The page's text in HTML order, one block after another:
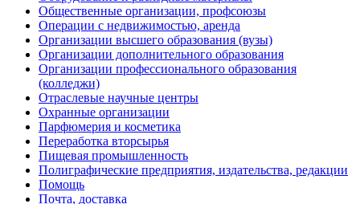
Общественные организации, профсоюзы
Операции с недвижимостью, аренда
Организации высшего образования (вузы)
Организации дополнительного образования
Организации профессионального образования
(колледжи)
Отраслевые научные центры
Охранные организации
Парфюмерия и косметика
Переработка вторсырья
Пищевая промышленность
Полиграфические предприятия, издательства, редакции
Помощь
Почта, доставка